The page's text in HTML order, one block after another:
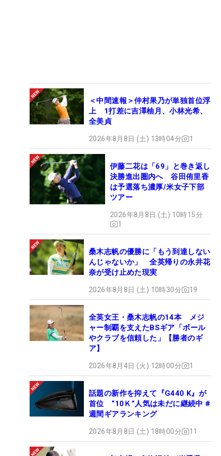
＜中間速報＞仲村果乃が単独首位浮
上 1打差に吉澤柚月、小林光希、
全美貞
2026年8月8日 (土) 13時04分 1
伊藤二花は「69」と巻き返し
決勝進出圏内へ 谷田侑里香
は予選落ち濃厚/米女子下部
ツアー
2026年8月8日 (土) 10時15分
1
桑木志帆の優勝に「もう到達しない
んじゃないか」 全英帰りの永井花
奈が受け止めた現実
2026年8月8日 (土) 10時30分 19
全英女王・桑木志帆の14本 メジ
ャー制覇を支えたBSギア「ボール
やクラブを信頼した」【勝者のギ
ア】
2026年8月4日 (火) 12時00分 1
話題の新作を抑えて『G440 K』が
首位 “10Ｋ”人気は未だに継続中 #
週間ギアランキング
2026年8月8日 (土) 18時00分 11